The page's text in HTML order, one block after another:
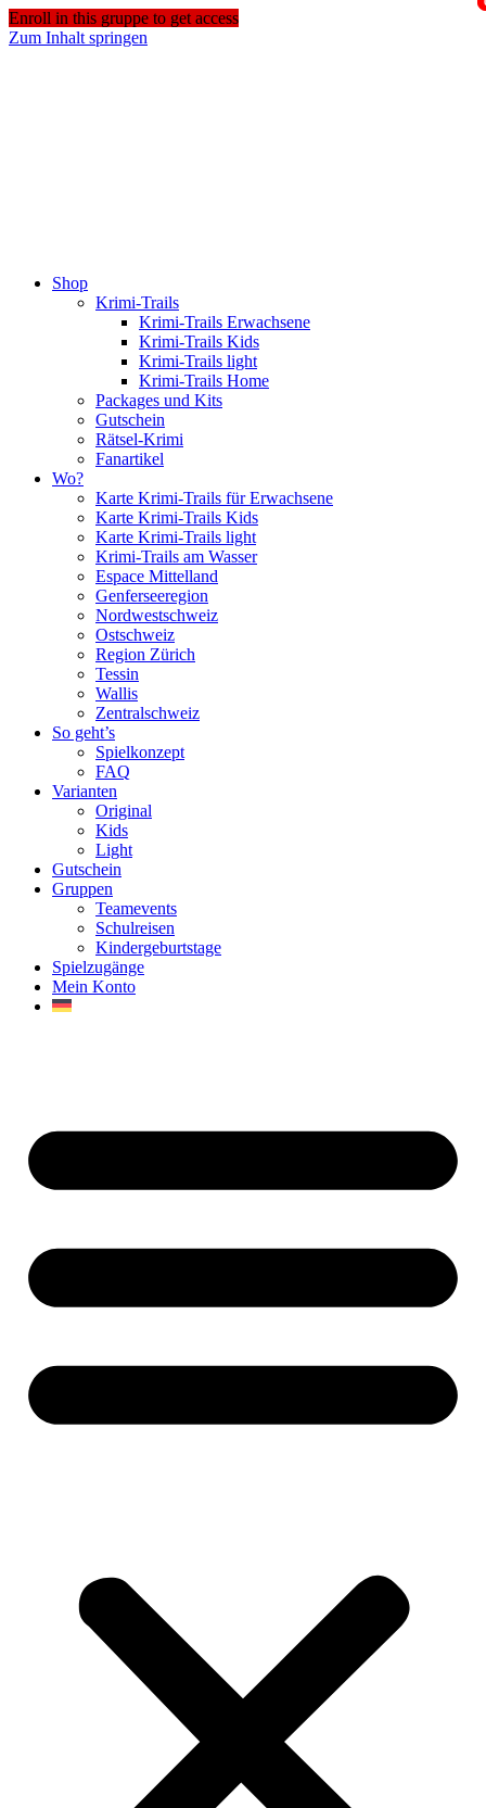
Enroll in this gruppe to get access
Zum Inhalt springen
Shop
Krimi-Trails
Krimi-Trails Erwachsene
Krimi-Trails Kids
Krimi-Trails light
Krimi-Trails Home
Packages und Kits
Gutschein
Rätsel-Krimi
Fanartikel
Wo?
Karte Krimi-Trails für Erwachsene
Karte Krimi-Trails Kids
Karte Krimi-Trails light
Krimi-Trails am Wasser
Espace Mittelland
Genferseeregion
Nordwestschweiz
Ostschweiz
Region Zürich
Tessin
Wallis
Zentralschweiz
So geht’s
Spielkonzept
FAQ
Varianten
Original
Kids
Light
Gutschein
Gruppen
Teamevents
Schulreisen
Kindergeburtstage
Spielzugänge
Mein Konto